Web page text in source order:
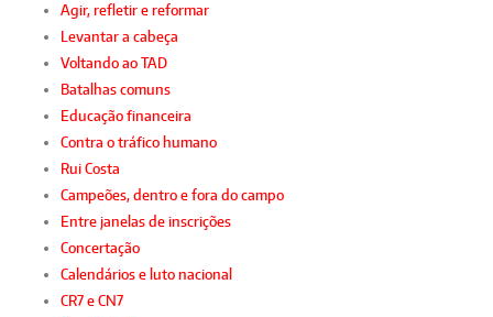
Agir, refletir e reformar
Levantar a cabeça
Voltando ao TAD
Batalhas comuns
Educação financeira
Contra o tráfico humano
Rui Costa
Campeões, dentro e fora do campo
Entre janelas de inscrições
Concertação
Calendários e luto nacional
CR7 e CN7